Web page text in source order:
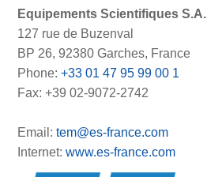
Equipements Scientifiques S.A.
127 rue de Buzenval
BP 26, 92380 Garches, France
Phone:+33 01 47 95 99 00 1
Fax: +39 02-9072-2742
Email:tem@es-france.com
Internet:www.es-france.com